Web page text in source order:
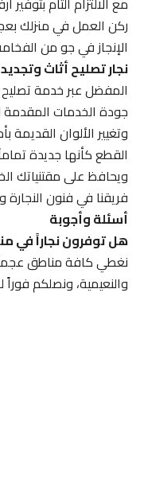
ركن العمل في منزلك
الإنجاز في جو من الفخامة
نجار تصليح أثاث
المفضل عبر خدمة تصليح
جودة الخدمات المقدمة
وتغيير الألوان القديمة
القطع كأنها جديدة
ويحافظ على مقتنياتك
فريقنا في فنون النجارة
أسئلة وأجوبة
هل توفرون نجاراً في
نغطي كافة مناطق عجمان
والنعيمية، ونصلكم فوراً